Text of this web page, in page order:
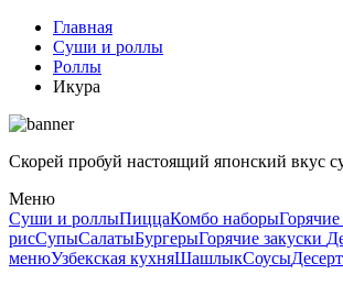
Главная
Суши и роллы
Роллы
Икура
Скорей пробуй настоящий японский вкус
Меню
Суши и роллыПиццаКомбо наборы
рисСупыСалатыБургерыГорячие закуски
менюУзбекская кухняШашлыкСоусы